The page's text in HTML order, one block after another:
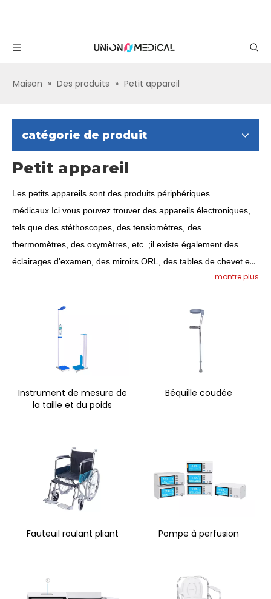
Maison » Des produits » Petit appareil
catégorie de produit
Petit appareil
Les petits appareils sont des produits périphériques
médicaux.Ici vous pouvez trouver des appareils électroniques,
tels que des stéthoscopes, des tensiomètres, des
thermomètres, des oxymètres, etc. ;il existe également des
éclairages d'examen, des miroirs ORL, des tables de chevet en
ABS, des lampes de visualisation de films radiographiques, des
montre plus
Instrument de mesure de
la taille et du poids
Béquille coudée
Fauteuil roulant pliant Pompe à perfusion